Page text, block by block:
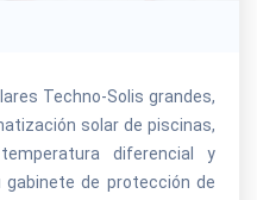
Techno-Solis grandes,
solar de piscinas,
diferencial y
de protección de